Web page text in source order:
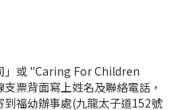
」或 "Caring For Children
票背面寫上姓名及聯絡電話，
福幼辦事處(九龍太子道152號